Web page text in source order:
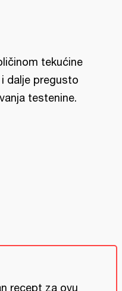
tekućine
dalje pregusto
testenine.
recept za ovu